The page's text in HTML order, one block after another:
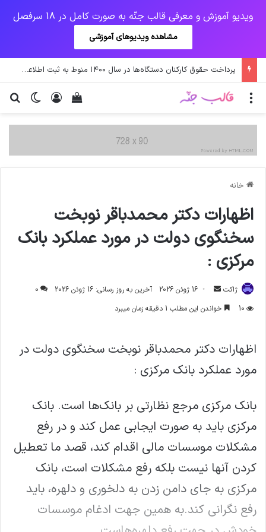
ویدیو آموزش و معرفی قالب جنّه به صورت کامل در 18 سرفصل
مشاهده ویدیوهای آموزشی
جهش آمریکایی کرونا و چالشی جدید برای واکسن/ آغاز توزیع واکسن از سوی اتحادیه کوواکس
تغییر ورود
دیدن سبد خرید منو
خانه
اظهارات دکتر محمدباقر نوبخت
سخنگوی دولت در مورد عملکرد بانک
مرکزی :
ژاکت
ارسال
ایمیل
16 ژوئن 2026 آخرین به روز رسانی: 16 ژوئن 2026
0
10
خواندن این مطلب 1 دقیقه زمان میبرد
اظهارات دکتر محمدباقر نوبخت سخنگوی دولت در
مورد عملکرد بانک مرکزی :
بانک مرکزی مرجع نظارتی بر بانک‌ها است. بانک
مرکزی باید به صورت ایجابی عمل کند و در رفع
مشکلات موسسات مالی اقدام کند، قصد ما تعطیل
کردن آنها نیست بلکه رفع مشکلات است، بانک
مرکزی به جای دامن زدن به دلخوری و دلهره، باید
رفع نگرانی کند.به همین جهت ادغام موسسات